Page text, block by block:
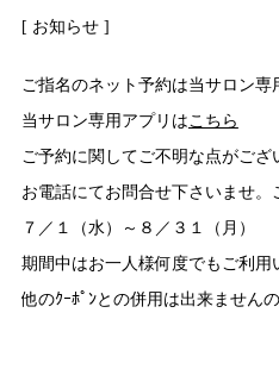
[ お知らせ ]
ご指名のネット予約は当サロン専
当サロン専用アプリはこちら
ご予約に関してご不明な点がござ
お電話にてお問合せ下さいませ。
７／１（水）～８／３１（月）
期間中はお一人様何度でもご利用
他のｸｰﾎﾟﾝとの併用は出来ません